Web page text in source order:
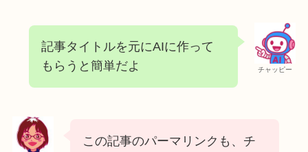
チャッピー
記事タイトルを元にAIに作って
もらうと簡単だよ
この記事のパーマリンクも、チ